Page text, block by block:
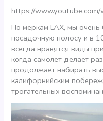
https://www.youtube.com/
По меркам LAX, мы очень
посадочную полосу и в
всегда нравятся виды
когда самолет делает
продолжает набирать
калифорнийским
трогательных